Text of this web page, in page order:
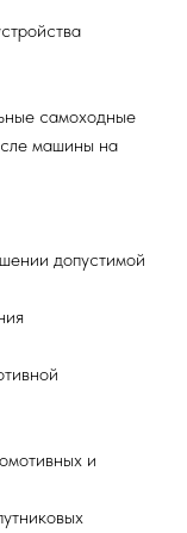
самоходные
машины на
допустимой
и